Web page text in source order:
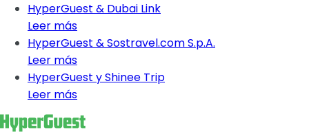
HyperGuest & Dubai Link
Leer más
HyperGuest & Sostravel.com S.p.A.
Leer más
HyperGuest y Shinee Trip
Leer más